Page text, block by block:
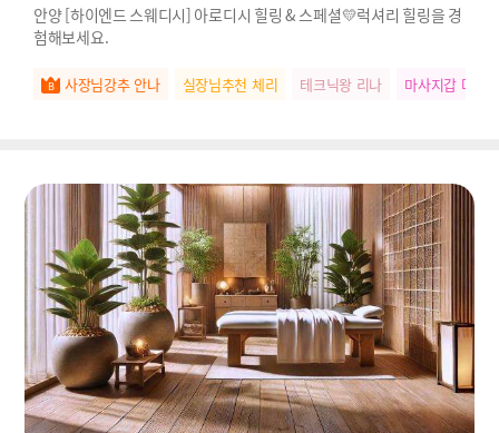
안양 [하이엔드 스웨디시] 아로디시 힐링 & 스페셜💛럭셔리 힐링을 경
험해보세요.
사장님강추 안나 실장님추천 체리 테크닉왕 리나 마사지갑 다정